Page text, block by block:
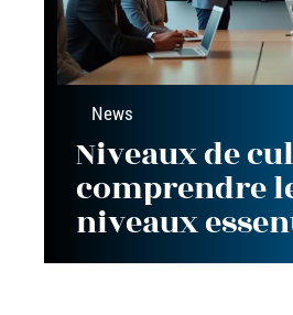
News
Niveaux de
comprendre
niveaux